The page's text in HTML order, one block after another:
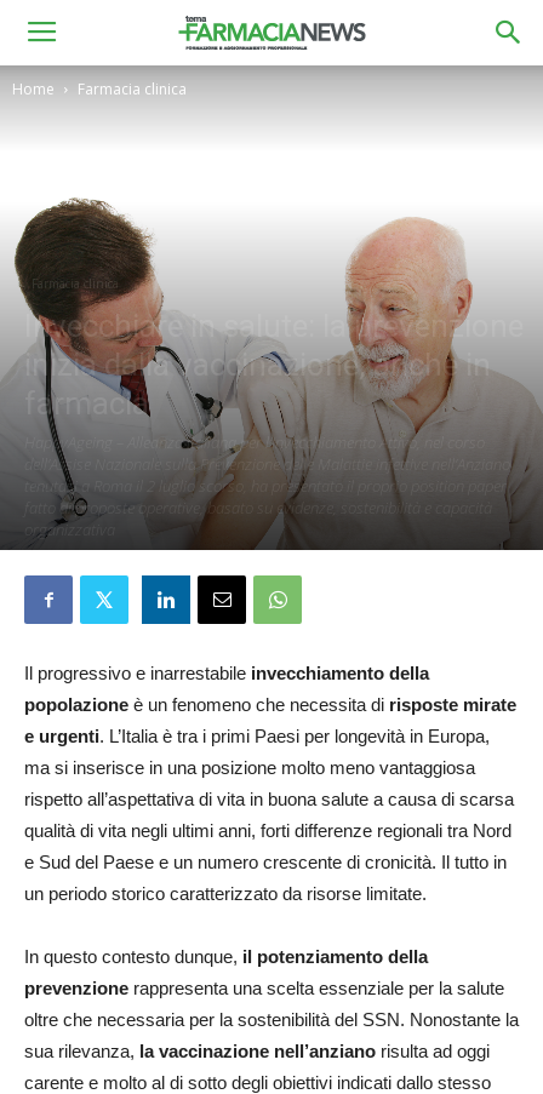
Home Farmacia clinica
Farmacia clinica
Invecchiare in salute: la prevenzione
inizia dalla vaccinazione, anche in
farmacia
HappyAgeing – Alleanza italiana per l’Invecchiamento Attivo, nel corso
dell’Assise Nazionale sulla Prevenzione delle Malattie infettive nell’Anziano
tenutasi a Roma il 2 luglio scorso, ha presentato il proprio position paper
fatto di proposte operative, basato su evidenze, sostenibilità e capacità
organizzativa
Il progressivo e inarrestabile invecchiamento della
popolazione è un fenomeno che necessita di risposte mirate
e urgenti. L’Italia è tra i primi Paesi per longevità in Europa,
ma si inserisce in una posizione molto meno vantaggiosa
rispetto all’aspettativa di vita in buona salute a causa di scarsa
qualità di vita negli ultimi anni, forti differenze regionali tra Nord
e Sud del Paese e un numero crescente di cronicità. Il tutto in
un periodo storico caratterizzato da risorse limitate.
In questo contesto dunque, il potenziamento della
prevenzione rappresenta una scelta essenziale per la salute
oltre che necessaria per la sostenibilità del SSN. Nonostante la
sua rilevanza, la vaccinazione nell’anziano risulta ad oggi
carente e molto al di sotto degli obiettivi indicati dallo stesso